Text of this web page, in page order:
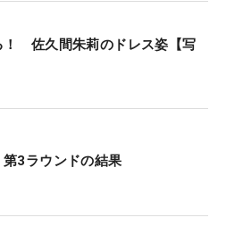
ジを思い出してやりたいで
。ティショットから2打目、
が試される。初日、2日目は
はパーをセーブしたが、3
！ 佐久間朱莉のドレス姿【写
3ラウンドの結果